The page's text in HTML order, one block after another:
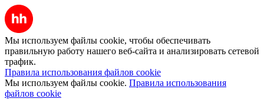
Мы используем файлы cookie, чтобы обеспечивать
правильную работу нашего веб-сайта и анализировать сетевой
трафик.
Правила использования файлов cookie
Мы используем файлы cookie. Правила использования
файлов cookie